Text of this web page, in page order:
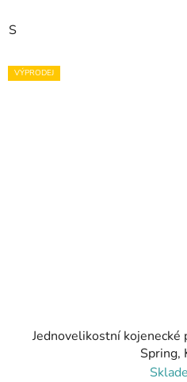
S
VÝPRODEJ
Jednovelikostní kojenecké
Spring,